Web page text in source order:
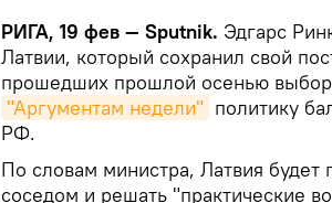
РИГА, 19 фев — Sputnik. Эдгарс
Латвии, который сохранил свой
прошедших прошлой осенью
"Аргументам недели" политику
РФ.
По словам министра, Латвия
соседом и решать "практические